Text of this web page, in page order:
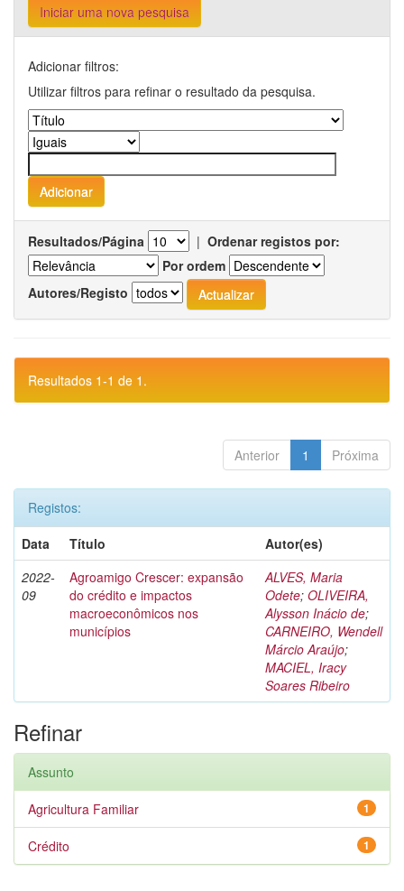
Iniciar uma nova pesquisa
Adicionar filtros:
Utilizar filtros para refinar o resultado da pesquisa.
Resultados/Página | Ordenar registos por:
Por ordem
Autores/Registo
Resultados 1-1 de 1.
Anterior 1 Próxima
Registos:
Data
Título
Autor(es)
2022-
09
Agroamigo Crescer: expansão
do crédito e impactos
macroeconômicos nos
municípios
ALVES, Maria
Odete; OLIVEIRA,
Alysson Inácio de;
CARNEIRO, Wendell
Márcio Araújo;
MACIEL, Iracy
Soares Ribeiro
Refinar
Assunto
1
Agricultura Familiar
1
Crédito